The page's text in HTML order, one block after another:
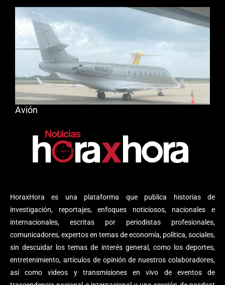
HoraxHora es una plataforma que publica historias de
investigación, reportajes, enfoques noticiosos, nacionales e
internacionales, escritas por periodistas profesionales,
comunicadores, expertos en temas de economía, política, sociales,
sin descuidar los temas de interés general, como los deportes,
entretenimiento, artículos de opinión de nuestros colaboradores,
así como videos y transmisiones en vivo de eventos de
Avión